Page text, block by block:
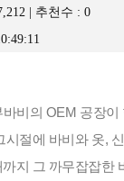
| 추천수 :0
비의 OEM 공장
시절에 바비와 옷,
지 그 까무잡잡한